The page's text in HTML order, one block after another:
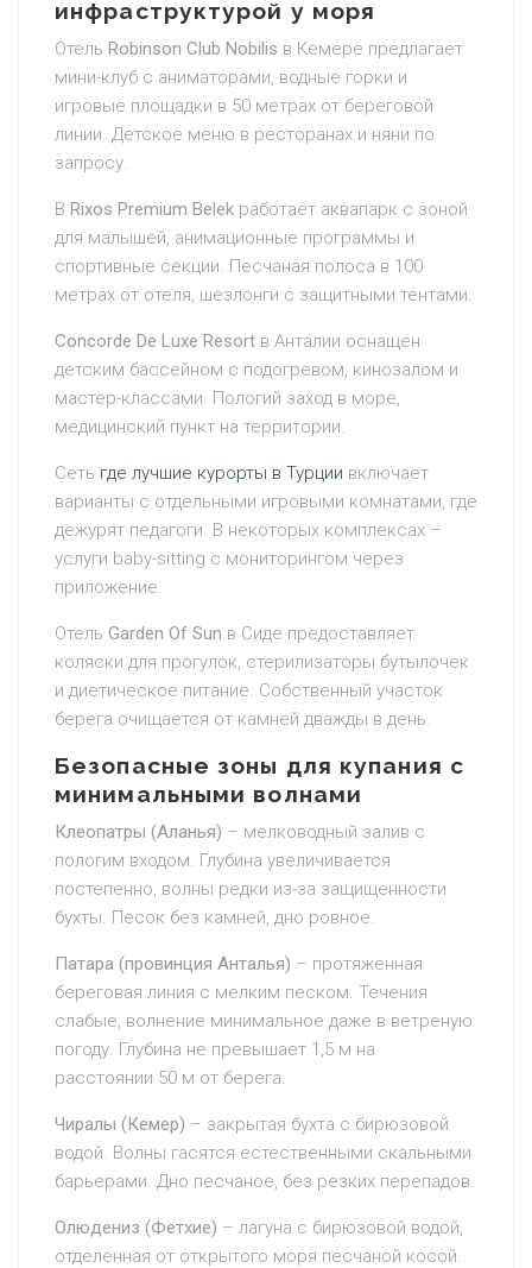
инфраструктурой у моря
Отель Robinson Club Nobilis в Кемере предлагает
мини-клуб с аниматорами, водные горки и
игровые площадки в 50 метрах от береговой
линии. Детское меню в ресторанах и няни по
запросу.
В Rixos Premium Belek работает аквапарк с зоной
для малышей, анимационные программы и
спортивные секции. Песчаная полоса в 100
метрах от отеля, шезлонги с защитными тентами.
Concorde De Luxe Resort в Анталии оснащен
детским бассейном с подогревом, кинозалом и
мастер-классами. Пологий заход в море,
медицинский пункт на территории.
Сеть где лучшие курорты в Турции включает
варианты с отдельными игровыми комнатами, где
дежурят педагоги. В некоторых комплексах –
услуги baby-sitting с мониторингом через
приложение.
Отель Garden Of Sun в Сиде предоставляет
коляски для прогулок, стерилизаторы бутылочек
и диетическое питание. Собственный участок
берега очищается от камней дважды в день.
Безопасные зоны для купания с
минимальными волнами
Клеопатры (Аланья) – мелководный залив с
пологим входом. Глубина увеличивается
постепенно, волны редки из-за защищенности
бухты. Песок без камней, дно ровное.
Патара (провинция Анталья) – протяженная
береговая линия с мелким песком. Течения
слабые, волнение минимальное даже в ветреную
погоду. Глубина не превышает 1,5 м на
расстоянии 50 м от берега.
Чиралы (Кемер) – закрытая бухта с бирюзовой
водой. Волны гасятся естественными скальными
барьерами. Дно песчаное, без резких перепадов.
Олюдениз (Фетхие) – лагуна с бирюзовой водой,
отделенная от открытого моря песчаной косой.